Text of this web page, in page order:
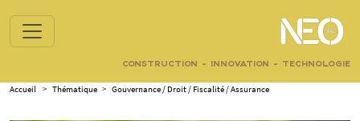
CONSTRUCTION - INNOVATION - TECHNOLOGIE
Accueil > Thématique > Gouvernance / Droit / Fiscalité / Assurance